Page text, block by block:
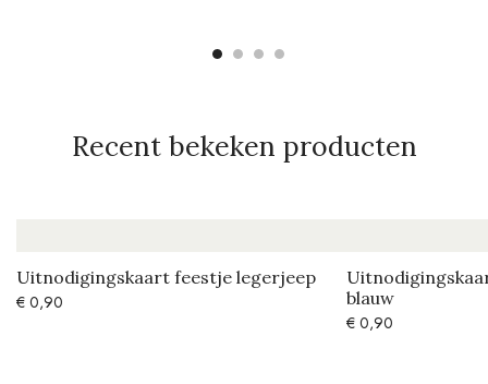
Recent bekeken producten
Uitnodigingskaart feestje legerjeep
€ 0,90
blauw
€ 0,90